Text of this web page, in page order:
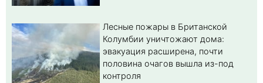
Лесные пожары в Британской
Колумбии уничтожают дома:
эвакуация расширена, почти
половина очагов вышла из-под
контроля